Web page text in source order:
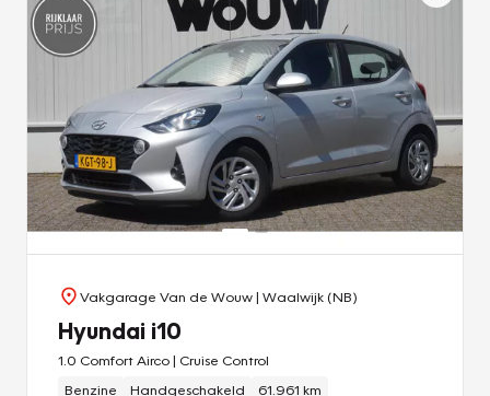
Vakgarage Van de Wouw| Waalwijk (NB)
Hyundai i10
1.0 Comfort Airco | Cruise Control
Benzine
Handgeschakeld 61.961 km